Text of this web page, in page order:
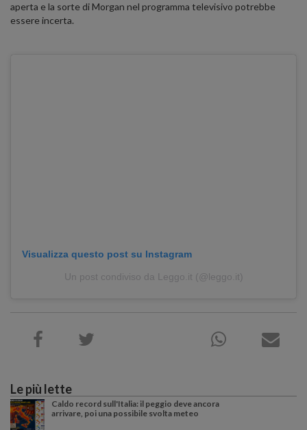
aperta e la sorte di Morgan nel programma televisivo potrebbe
essere incerta.
Visualizza questo post su Instagram
Un post condiviso da Leggo.it (@leggo.it)
Le più lette
Caldo record sull'Italia: il peggio deve ancora
arrivare, poi una possibile svolta meteo